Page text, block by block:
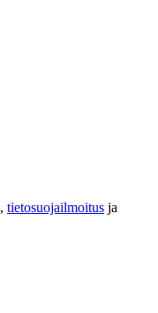
, tietosuojailmoitus ja